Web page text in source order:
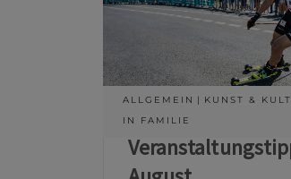
ALLGEMEIN KUNST &
IN FAMILIE